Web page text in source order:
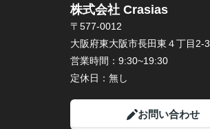
株式会社 Crasias
〒577-0012
大阪府東大阪市長田東４丁目2-
営業時間： 9:30~19:30
定休日： 無し
お問い合わせ